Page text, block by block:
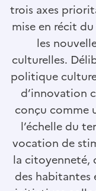
trois axes
mise en récit
les
culturelles.
politique
d’innovation
conçu comme
l’échelle du
vocation de
la citoyenneté,
des habitantes